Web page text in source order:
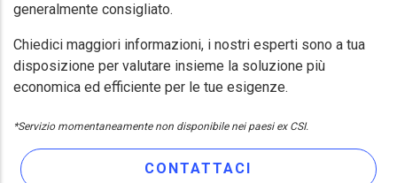
generalmente consigliato.
Chiedici maggiori informazioni, i nostri esperti sono a tua
disposizione per valutare insieme la soluzione più
economica ed efficiente per le tue esigenze.
*Servizio momentaneamente non disponibile nei paesi ex CSI.
CONTATTACI